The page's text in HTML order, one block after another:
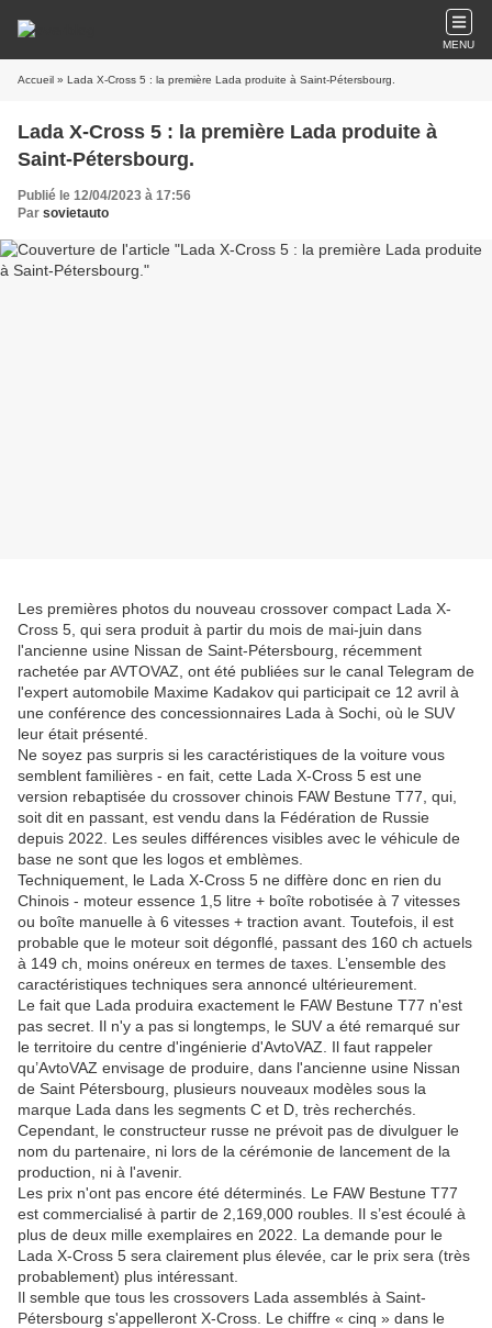
MENU
Accueil » Lada X-Cross 5 : la première Lada produite à Saint-Pétersbourg.
Lada X-Cross 5 : la première Lada produite à
Saint-Pétersbourg.
Publié le 12/04/2023 à 17:56
Par sovietauto
Les premières photos du nouveau crossover compact Lada X-
Cross 5, qui sera produit à partir du mois de mai-juin dans
l'ancienne usine Nissan de Saint-Pétersbourg, récemment
rachetée par AVTOVAZ, ont été publiées sur le canal Telegram de
l'expert automobile Maxime Kadakov qui participait ce 12 avril à
une conférence des concessionnaires Lada à Sochi, où le SUV
leur était présenté.
Ne soyez pas surpris si les caractéristiques de la voiture vous
semblent familières - en fait, cette Lada X-Cross 5 est une
version rebaptisée du crossover chinois FAW Bestune T77, qui,
soit dit en passant, est vendu dans la Fédération de Russie
depuis 2022. Les seules différences visibles avec le véhicule de
base ne sont que les logos et emblèmes.
Techniquement, le Lada X-Cross 5 ne diffère donc en rien du
Chinois - moteur essence 1,5 litre + boîte robotisée à 7 vitesses
ou boîte manuelle à 6 vitesses + traction avant. Toutefois, il est
probable que le moteur soit dégonflé, passant des 160 ch actuels
à 149 ch, moins onéreux en termes de taxes. L’ensemble des
caractéristiques techniques sera annoncé ultérieurement.
Le fait que Lada produira exactement le FAW Bestune T77 n'est
pas secret. Il n'y a pas si longtemps, le SUV a été remarqué sur
le territoire du centre d'ingénierie d'AvtoVAZ. Il faut rappeler
qu’AvtoVAZ envisage de produire, dans l'ancienne usine Nissan
de Saint Pétersbourg, plusieurs nouveaux modèles sous la
marque Lada dans les segments C et D, très recherchés.
Cependant, le constructeur russe ne prévoit pas de divulguer le
nom du partenaire, ni lors de la cérémonie de lancement de la
production, ni à l'avenir.
Les prix n'ont pas encore été déterminés. Le FAW Bestune T77
est commercialisé à partir de 2,169,000 roubles. Il s’est écoulé à
plus de deux mille exemplaires en 2022. La demande pour le
Lada X-Cross 5 sera clairement plus élevée, car le prix sera (très
probablement) plus intéressant.
Il semble que tous les crossovers Lada assemblés à Saint-
Pétersbourg s'appelleront X-Cross. Le chiffre « cinq » dans le